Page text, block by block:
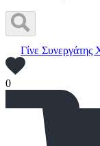
Γίνε Συνεργάτης
0